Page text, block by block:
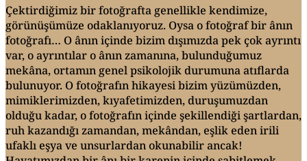
Çektirdiğimiz bir fotoğrafta genellikle kendimize,
görünüşümüze odaklanıyoruz. Oysa o fotoğraf bir ânın
fotoğrafı… O ânın içinde bizim dışımızda pek çok ayrıntı
var, o ayrıntılar o ânın zamanına, bulunduğumuz
mekâna, ortamın genel psikolojik durumuna atıflarda
bulunuyor. O fotoğrafın hikayesi bizim yüzümüzden,
mimiklerimizden, kıyafetimizden, duruşumuzdan
olduğu kadar, o fotoğrafın içinde şekillendiği şartlardan,
ruh kazandığı zamandan, mekândan, eşlik eden irili
ufaklı eşya ve unsurlardan okunabilir ancak!